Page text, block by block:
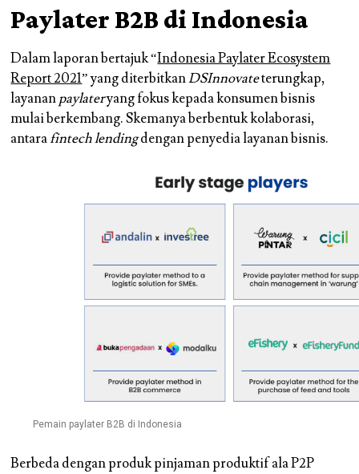
Paylater B2B di Indonesia
Dalam laporan bertajuk “Indonesia Paylater Ecosystem
Report 2021” yang diterbitkanDSInnovateterungkap,
layananpaylateryang fokus kepada konsumen bisnis
mulai berkembang. Skemanya berbentuk kolaborasi,
antarafintech lendingdengan penyedia layanan bisnis.
Pemain paylater B2B di Indonesia
Berbeda dengan produk pinjaman produktif ala P2P